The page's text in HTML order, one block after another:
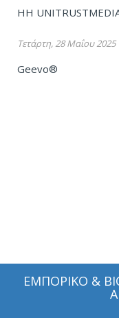
HH
Τετάρτη, 28 Μαΐου 2025
Geevo®
ΕΜΠΟΡΙΚΟ &